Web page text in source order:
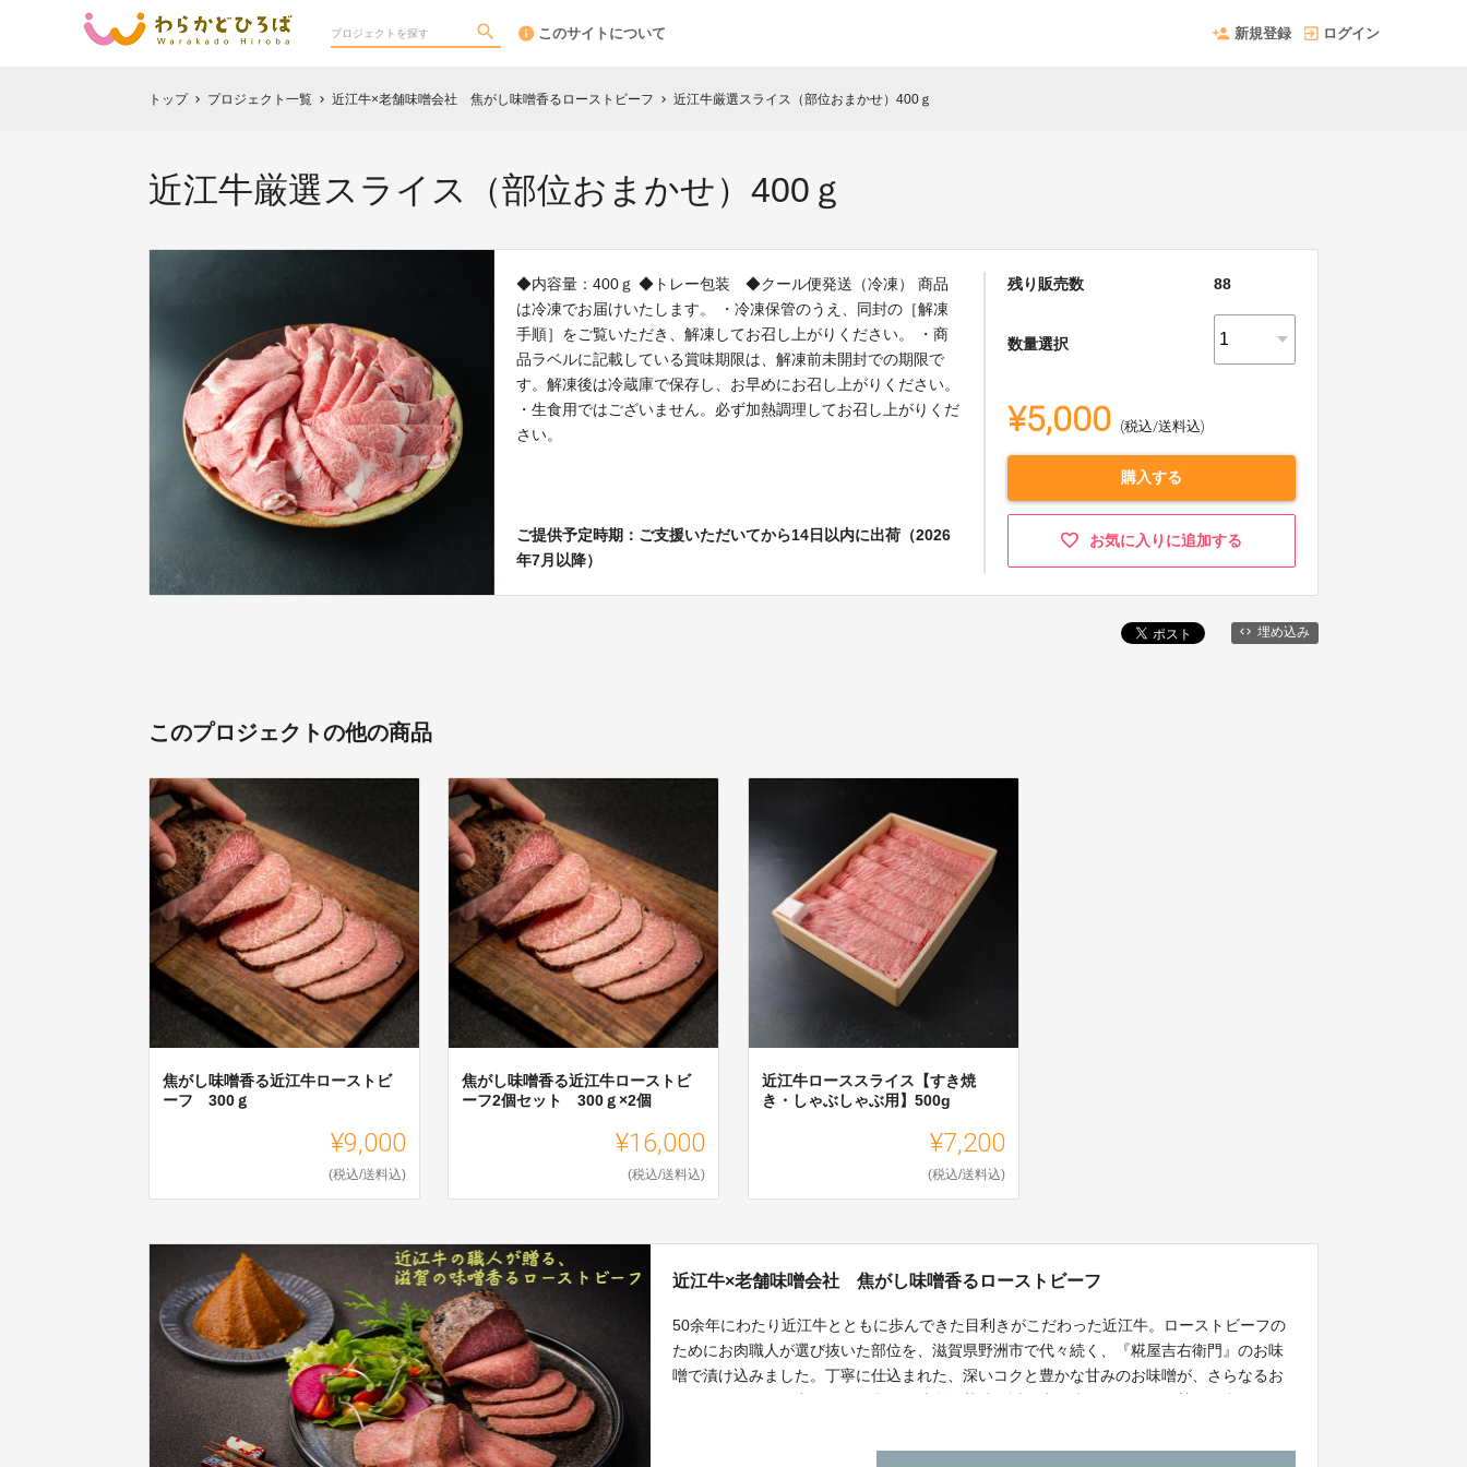
このサイトについて 新規登録 ログイン
トップ chevron_right プロジェクト一覧 chevron_right 近江牛×老舗味噌会社 焦がし味噌香るローストビーフ chevron_right 近江牛厳選スライス（部位おまかせ）400ｇ
近江牛厳選スライス（部位おまかせ）400ｇ
◆内容量：400ｇ ◆トレー包装 ◆クール便発送（冷凍） 商品
は冷凍でお届けいたします。 ・冷凍保管のうえ、同封の［解凍
手順］をご覧いただき、解凍してお召し上がりください。 ・商
品ラベルに記載している賞味期限は、解凍前未開封での期限で
す。解凍後は冷蔵庫で保存し、お早めにお召し上がりください。
・生食用ではございません。必ず加熱調理してお召し上がりくだ
さい。
ご提供予定時期：ご支援いただいてから14日以内に出荷（2026
年7月以降）
残り販売数 88
数量選択
¥5,000 (税込/送料込)
購入する
お気に入りに追加する
埋め込み
このプロジェクトの他の商品
焦がし味噌香る近江牛ローストビ
ーフ 300ｇ
¥9,000
(税込/送料込)
焦がし味噌香る近江牛ローストビ
ーフ2個セット 300ｇ×2個
¥16,000
(税込/送料込)
近江牛ローススライス【すき焼
き・しゃぶしゃぶ用】500g
¥7,200
(税込/送料込)
近江牛×老舗味噌会社 焦がし味噌香るローストビーフ
50余年にわたり近江牛とともに歩んできた目利きがこだわった近江牛。ローストビーフの
ためにお肉職人が選び抜いた部位を、滋賀県野洲市で代々続く、『糀屋吉右衛門』のお味
噌で漬け込みました。丁寧に仕込まれた、深いコクと豊かな甘みのお味噌が、さらなるお